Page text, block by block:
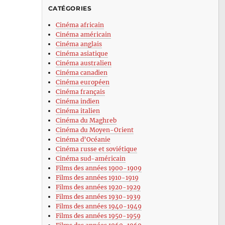
CATÉGORIES
Cinéma africain
Cinéma américain
Cinéma anglais
Cinéma asiatique
Cinéma australien
Cinéma canadien
Cinéma européen
Cinéma français
Cinéma indien
Cinéma italien
Cinéma du Maghreb
Cinéma du Moyen-Orient
Cinéma d’Océanie
Cinéma russe et soviétique
Cinéma sud-américain
Films des années 1900-1909
Films des années 1910-1919
Films des années 1920-1929
Films des années 1930-1939
Films des années 1940-1949
Films des années 1950-1959